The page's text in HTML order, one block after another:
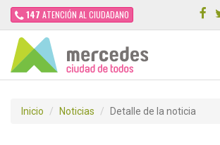
147 ATENCIÓN AL CIUDADANO
Inicio Noticias Detalle de la noticia